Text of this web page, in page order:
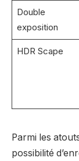
Double
exposition
HDR Scape
Parmi les
possibilité